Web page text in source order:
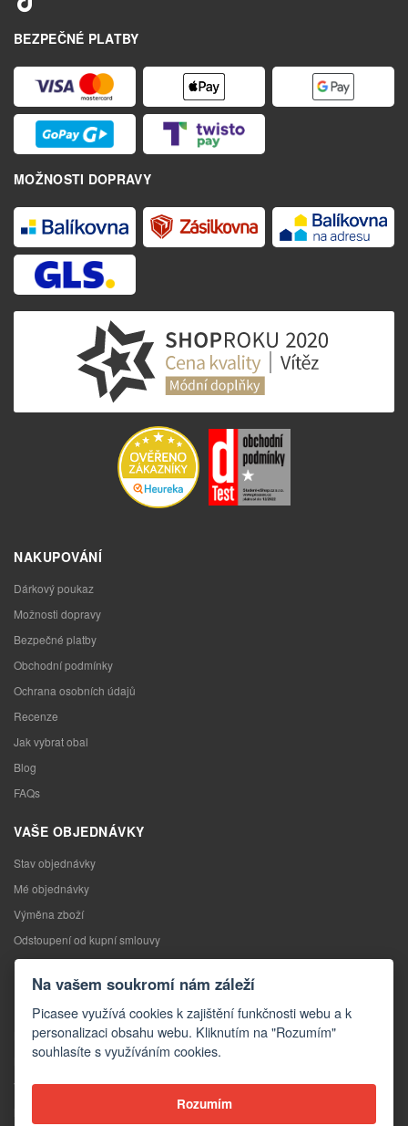
BEZPEČNÉ PLATBY
MOŽNOSTI DOPRAVY
NAKUPOVÁNÍ
Dárkový poukaz
Možnosti dopravy
Bezpečné platby
Obchodní podmínky
Ochrana osobních údajů
Recenze
Jak vybrat obal
Blog
FAQs
VAŠE OBJEDNÁVKY
Stav objednávky
Mé objednávky
Výměna zboží
Odstoupení od kupní smlouvy
Reklamace
Kontakty
Kontaktní formulář
Velkoobchod
Na vašem soukromí nám záleží
Picasee využívá cookies k zajištění funkčnosti webu a k
personalizaci obsahu webu. Kliknutím na "Rozumím"
souhlasíte s využíváním cookies.
Rozumím